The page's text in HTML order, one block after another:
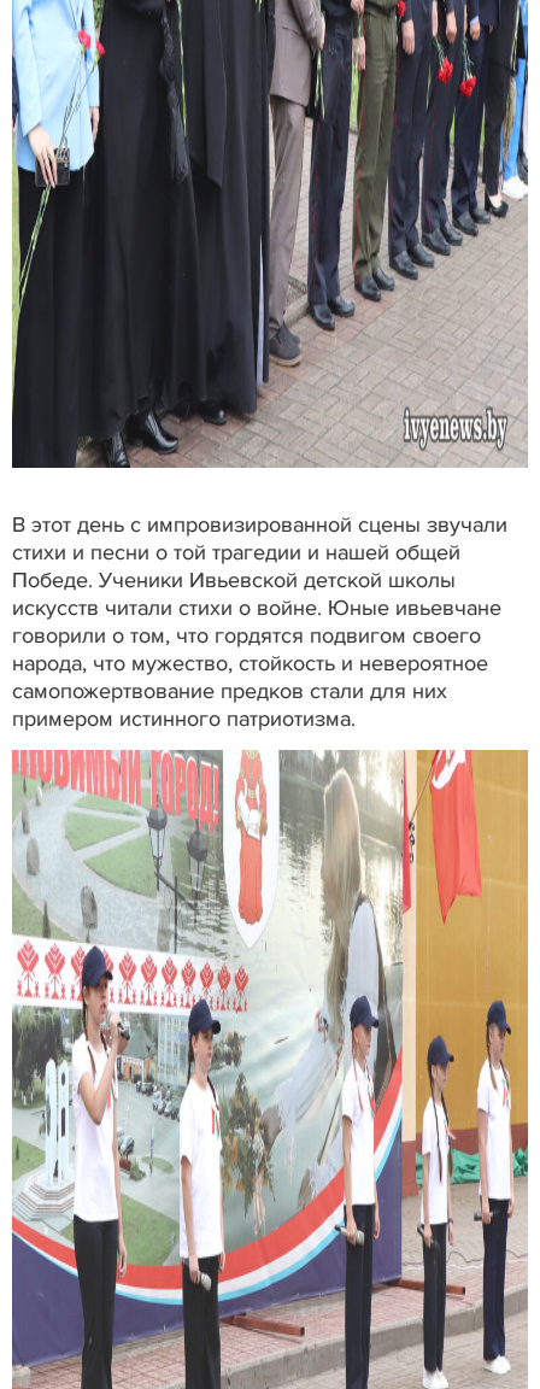
В этот день с импровизированной сцены звучали
стихи и песни о той трагедии и нашей общей
Победе. Ученики Ивьевской детской школы
искусств читали стихи о войне. Юные ивьевчане
говорили о том, что гордятся подвигом своего
народа, что мужество, стойкость и невероятное
самопожертвование предков стали для них
примером истинного патриотизма.